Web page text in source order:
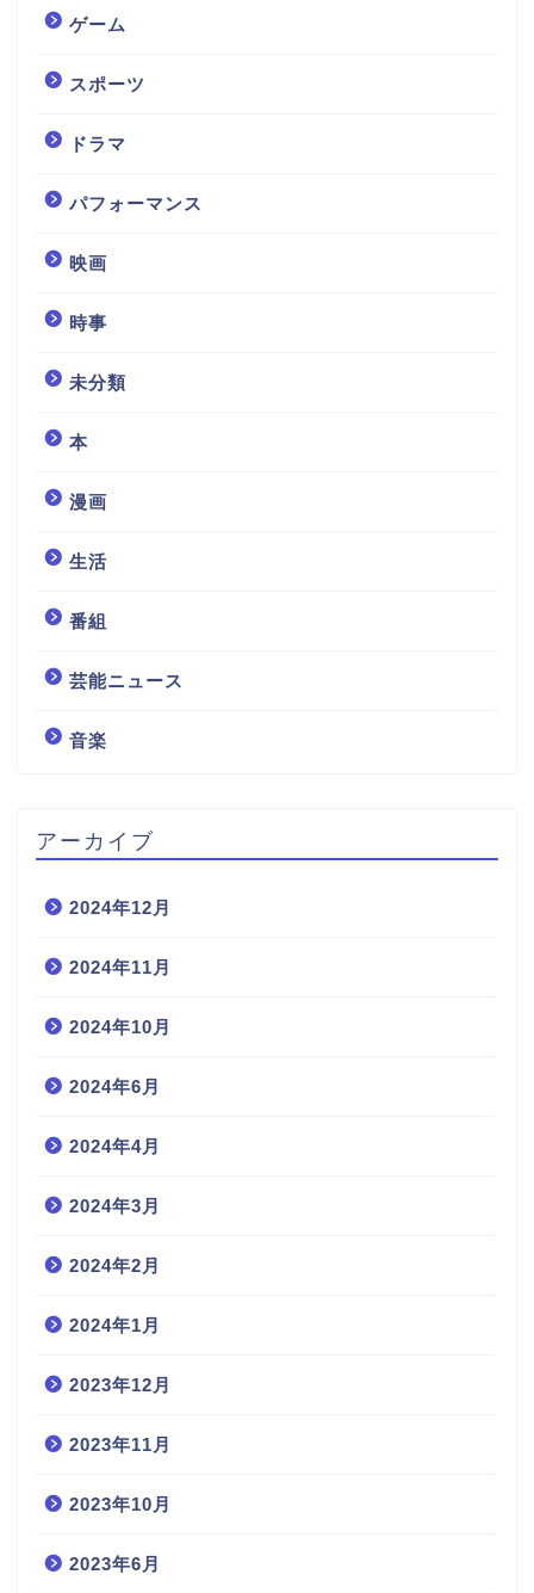
ゲーム
スポーツ
ドラマ
パフォーマンス
映画
時事
未分類
本
漫画
生活
番組
芸能ニュース
音楽
アーカイブ
2024年12月
2024年11月
2024年10月
2024年6月
2024年4月
2024年3月
2024年2月
2024年1月
2023年12月
2023年11月
2023年10月
2023年6月